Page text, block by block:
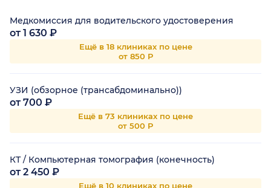
Медкомиссия для водительского удостоверения
от 1 630 ₽
Ещё в 18 клиниках по цене
от 850 Р
УЗИ (обзорное (трансабдоминально))
от 700 ₽
Ещё в 73 клиниках по цене
от 500 Р
КТ / Компьютерная томография (конечность)
от 2 450 ₽
Ещё в 10 клиниках по цене